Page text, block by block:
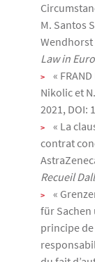
M. Santos
Wendhorst
Law in
«
Nikolic et
2021, DOI:
« La
contrat
Recueil
«
für Sachen
principe